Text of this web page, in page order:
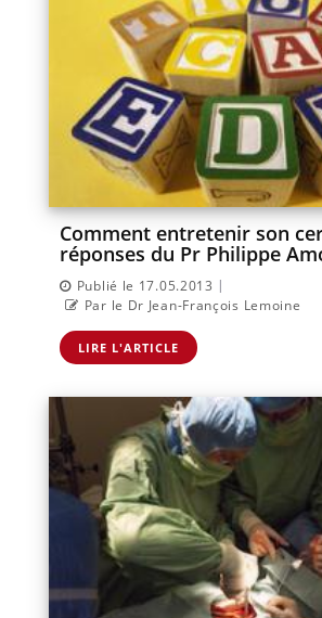
Comment entretenir son
réponses du Pr Philippe
Publié le 17.05.2013 |
Par le Dr Jean-François Lemoine
LIRE L'ARTICLE